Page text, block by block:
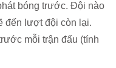
bóng trước. Đội nào
đến lượt đội còn lại.
mỗi trận đấu (tính